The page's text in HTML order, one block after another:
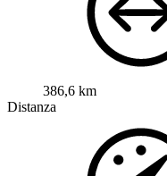
386,6 km
Distanza